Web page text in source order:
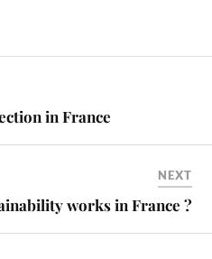
in France
NEXT
works in France ?